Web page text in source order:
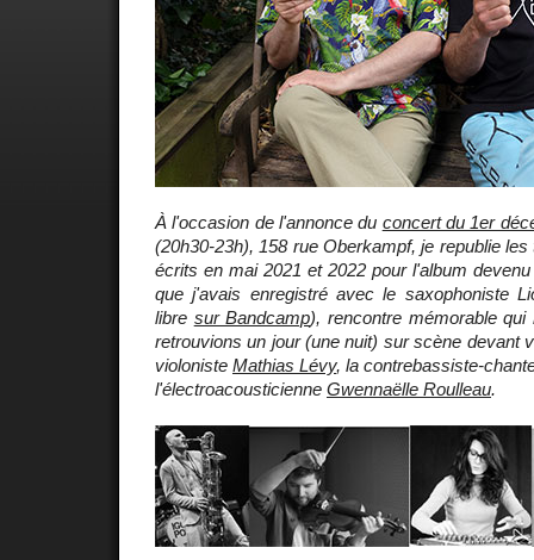
À l'occasion de l'annonce du concert du 1er
(20h30-23h), 158 rue Oberkampf, je republie
écrits en mai 2021 et 2022 pour l'album
que j'avais enregistré avec le saxophoniste
libre sur Bandcamp), rencontre mémorable
retrouvions un jour (une nuit) sur scène devant
violoniste Mathias Lévy, la contrebassiste-
l'électroacousticienne Gwennaëlle Roulleau.